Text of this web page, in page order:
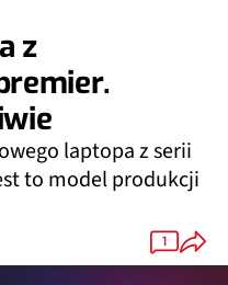
z
laptopa z serii
to model produkcji
1